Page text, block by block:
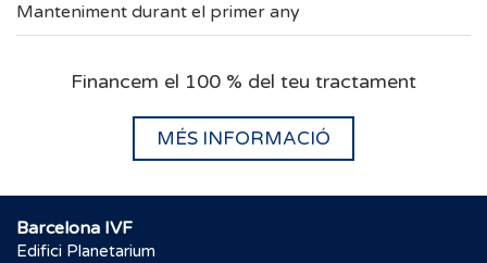
Manteniment durant el primer any
Financem el 100 % del teu tractament
MÉS INFORMACIÓ
Barcelona IVF
Edifici Planetarium